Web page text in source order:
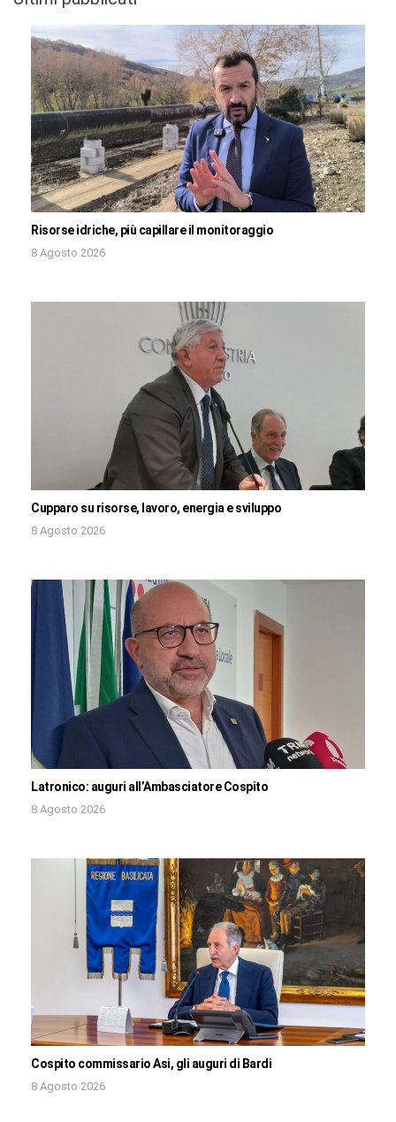
Risorse idriche, più capillare il monitoraggio
8 Agosto 2026
Cupparo su risorse, lavoro, energia e sviluppo
8 Agosto 2026
Latronico: auguri all’Ambasciatore Cospito
8 Agosto 2026
Cospito commissario Asi, gli auguri di Bardi
8 Agosto 2026